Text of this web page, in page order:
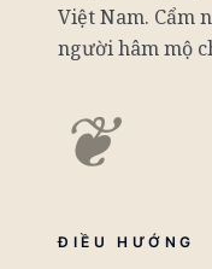
Việt Nam. Cẩm
người hâm mộ
❦
ĐIỀU HƯỚNG